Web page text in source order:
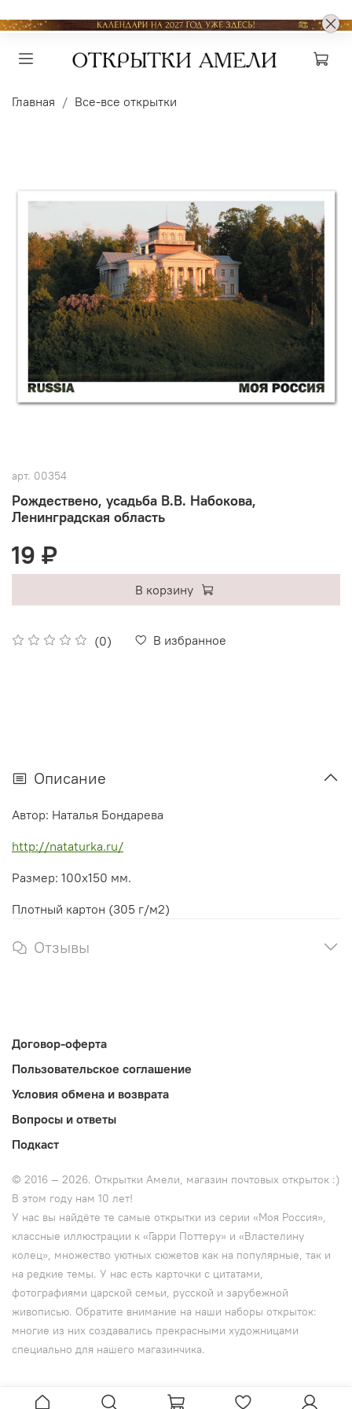
Главная Все-все открытки
арт. 00354
Рождествено, усадьба В.В. Набокова,
Ленинградская область
(0) В избранное
19 ₽
В корзину
Описание
Автор: Наталья Бондарева
http://nataturka.ru/
Размер: 100х150 мм.
Плотный картон (305 г/м2)
Отзывы
Договор-оферта
Пользовательское соглашение
Условия обмена и возврата
Вопросы и ответы
Подкаст
© 2016 — 2026. Открытки Амели, магазин почтовых открыток :)
В этом году нам 10 лет!
У нас вы найдёте те самые открытки из серии «Моя Россия»,
классные иллюстрации к «Гарри Поттеру» и «Властелину
колец», множество уютных сюжетов как на популярные, так и
на редкие темы. У нас есть карточки с цитатами,
фотографиями царской семьи, русской и зарубежной
живописью. Обратите внимание на наши наборы открыток:
многие из них создавались прекрасными художницами
специально для нашего магазинчика.